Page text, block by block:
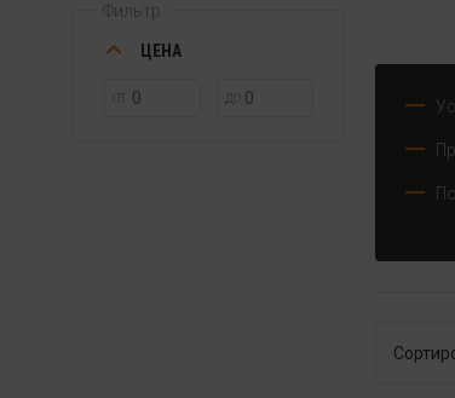
Фильтр
ЦЕНА
ДО